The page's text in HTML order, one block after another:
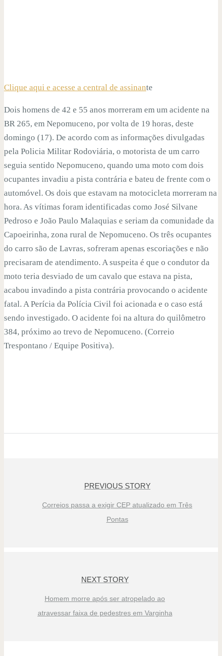
Clique aqui e acesse a central de assinante
Dois homens de 42 e 55 anos morreram em um acidente na
BR 265, em Nepomuceno, por volta de 19 horas, deste
domingo (17). De acordo com as informações divulgadas
pela Policia Militar Rodoviária, o motorista de um carro
seguia sentido Nepomuceno, quando uma moto com dois
ocupantes invadiu a pista contrária e bateu de frente com o
automóvel. Os dois que estavam na motocicleta morreram na
hora. As vítimas foram identificadas como José Silvane
Pedroso e João Paulo Malaquias e seriam da comunidade da
Capoeirinha, zona rural de Nepomuceno. Os três ocupantes
do carro são de Lavras, sofreram apenas escoriações e não
precisaram de atendimento. A suspeita é que o condutor da
moto teria desviado de um cavalo que estava na pista,
acabou invadindo a pista contrária provocando o acidente
fatal. A Perícia da Polícia Civil foi acionada e o caso está
sendo investigado. O acidente foi na altura do quilômetro
384, próximo ao trevo de Nepomuceno. (Correio
Trespontano / Equipe Positiva).
PREVIOUS STORY
Correios passa a exigir CEP atualizado em Três
Pontas
NEXT STORY
Homem morre após ser atropelado ao
atravessar faixa de pedestres em Varginha